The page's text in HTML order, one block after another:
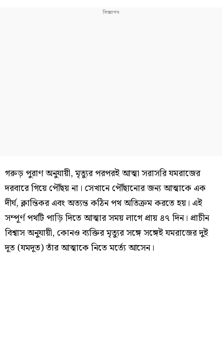
গরুড় পুরাণ অনুযায়ী, মৃত্যুর পরপরই আত্মা সরাসরি যমরাজের
দরবারে গিয়ে পৌঁছয় না। সেখানে পৌঁছানোর জন্য আত্মাকে এক
দীর্ঘ, ক্লান্তিকর এবং অত্যন্ত কঠিন পথ অতিক্রম করতে হয়। এই
সম্পূর্ণ পথটি পাড়ি দিতে আত্মার সময় লাগে প্রায় ৪৭ দিন। প্রাচীন
বিশ্বাস অনুযায়ী, কোনও ব্যক্তির মৃত্যুর সঙ্গে সঙ্গেই যমরাজের দুই
দূত (যমদূত) তাঁর আত্মাকে নিতে মর্ত্যে আসেন।